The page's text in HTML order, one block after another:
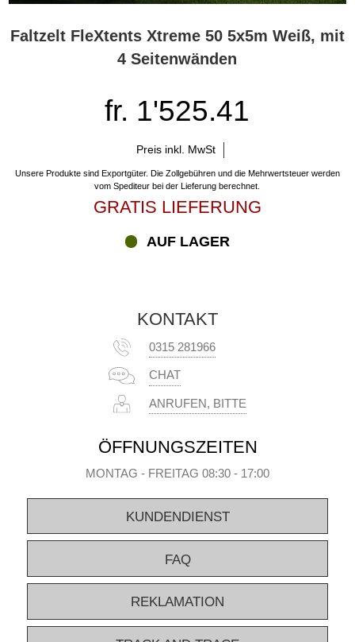
Faltzelt FleXtents Xtreme 50 5x5m Weiß, mit
4 Seitenwänden
fr. 1'525.41
Preis inkl. MwSt
Unsere Produkte sind Exportgüter. Die Zollgebühren und die Mehrwertsteuer werden
vom Spediteur bei der Lieferung berechnet.
GRATIS LIEFERUNG
AUF LAGER
KONTAKT
0315 281966
CHAT
ANRUFEN, BITTE
ÖFFNUNGSZEITEN
MONTAG - FREITAG 08:30 - 17:00
KUNDENDIENST
FAQ
REKLAMATION